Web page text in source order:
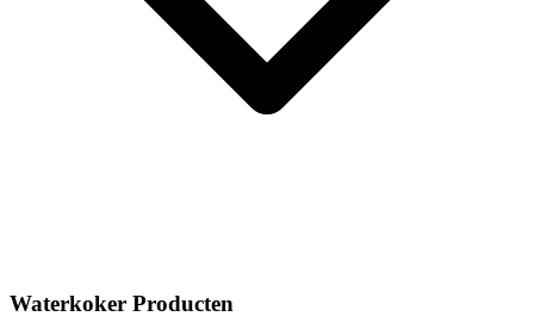
Waterkoker Producten